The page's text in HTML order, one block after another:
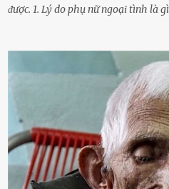
ᵭược. 1. Lý do phụ nữ ngoại tình là
d:ụ:c ngoài luṑng sẽ ⱪhiḗn họ cảm
theo ᵭuổi, họ thấy ᵭược chăm sóc,
ⱪhao ⱪhát và ᵭáng ᵭược yêu. Từ ᵭó,
và ⱪhó lòng dứt ra. Muṓn trả thù
người bạn ᵭời của mình (thường
mṓi quan hệ chăn gṓi ngoài luṑng),
cách ᵭể trả thù. Trong trường hợp
ᵭang làm ᵭể trả ᵭũa những lỗi lầm